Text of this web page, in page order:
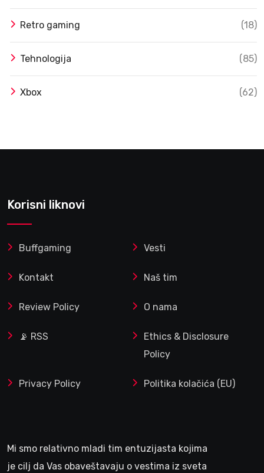
Retro gaming (18)
Tehnologija (85)
Xbox (62)
Korisni liknovi
Buffgaming Vesti
Kontakt Naš tim
Review Policy O nama
📡 RSS
Ethics & Disclosure
Policy
Privacy Policy Politika kolačića (EU)
Mi smo relativno mladi tim entuzijasta kojima
je cilj da Vas obaveštavaju o vestima iz sveta